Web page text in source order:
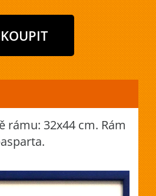
rámu: 32x44 cm. Rám